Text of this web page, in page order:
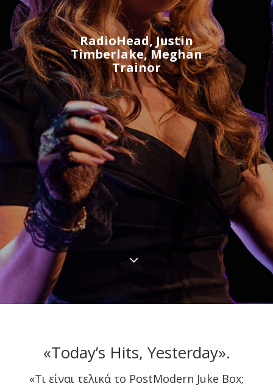
Ένα ξέφρενο πάρτι
PostModern Jukebox
«Today’s Hits, Yesterday».
«Τι είναι τελικά το PostModern Juke Box;